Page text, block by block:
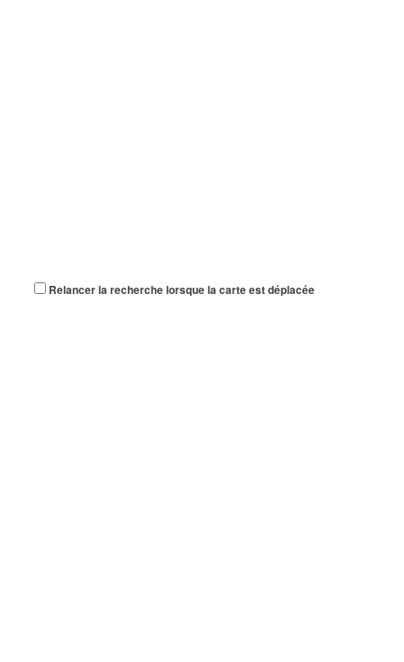
Relancer la recherche lorsque la carte est déplacée